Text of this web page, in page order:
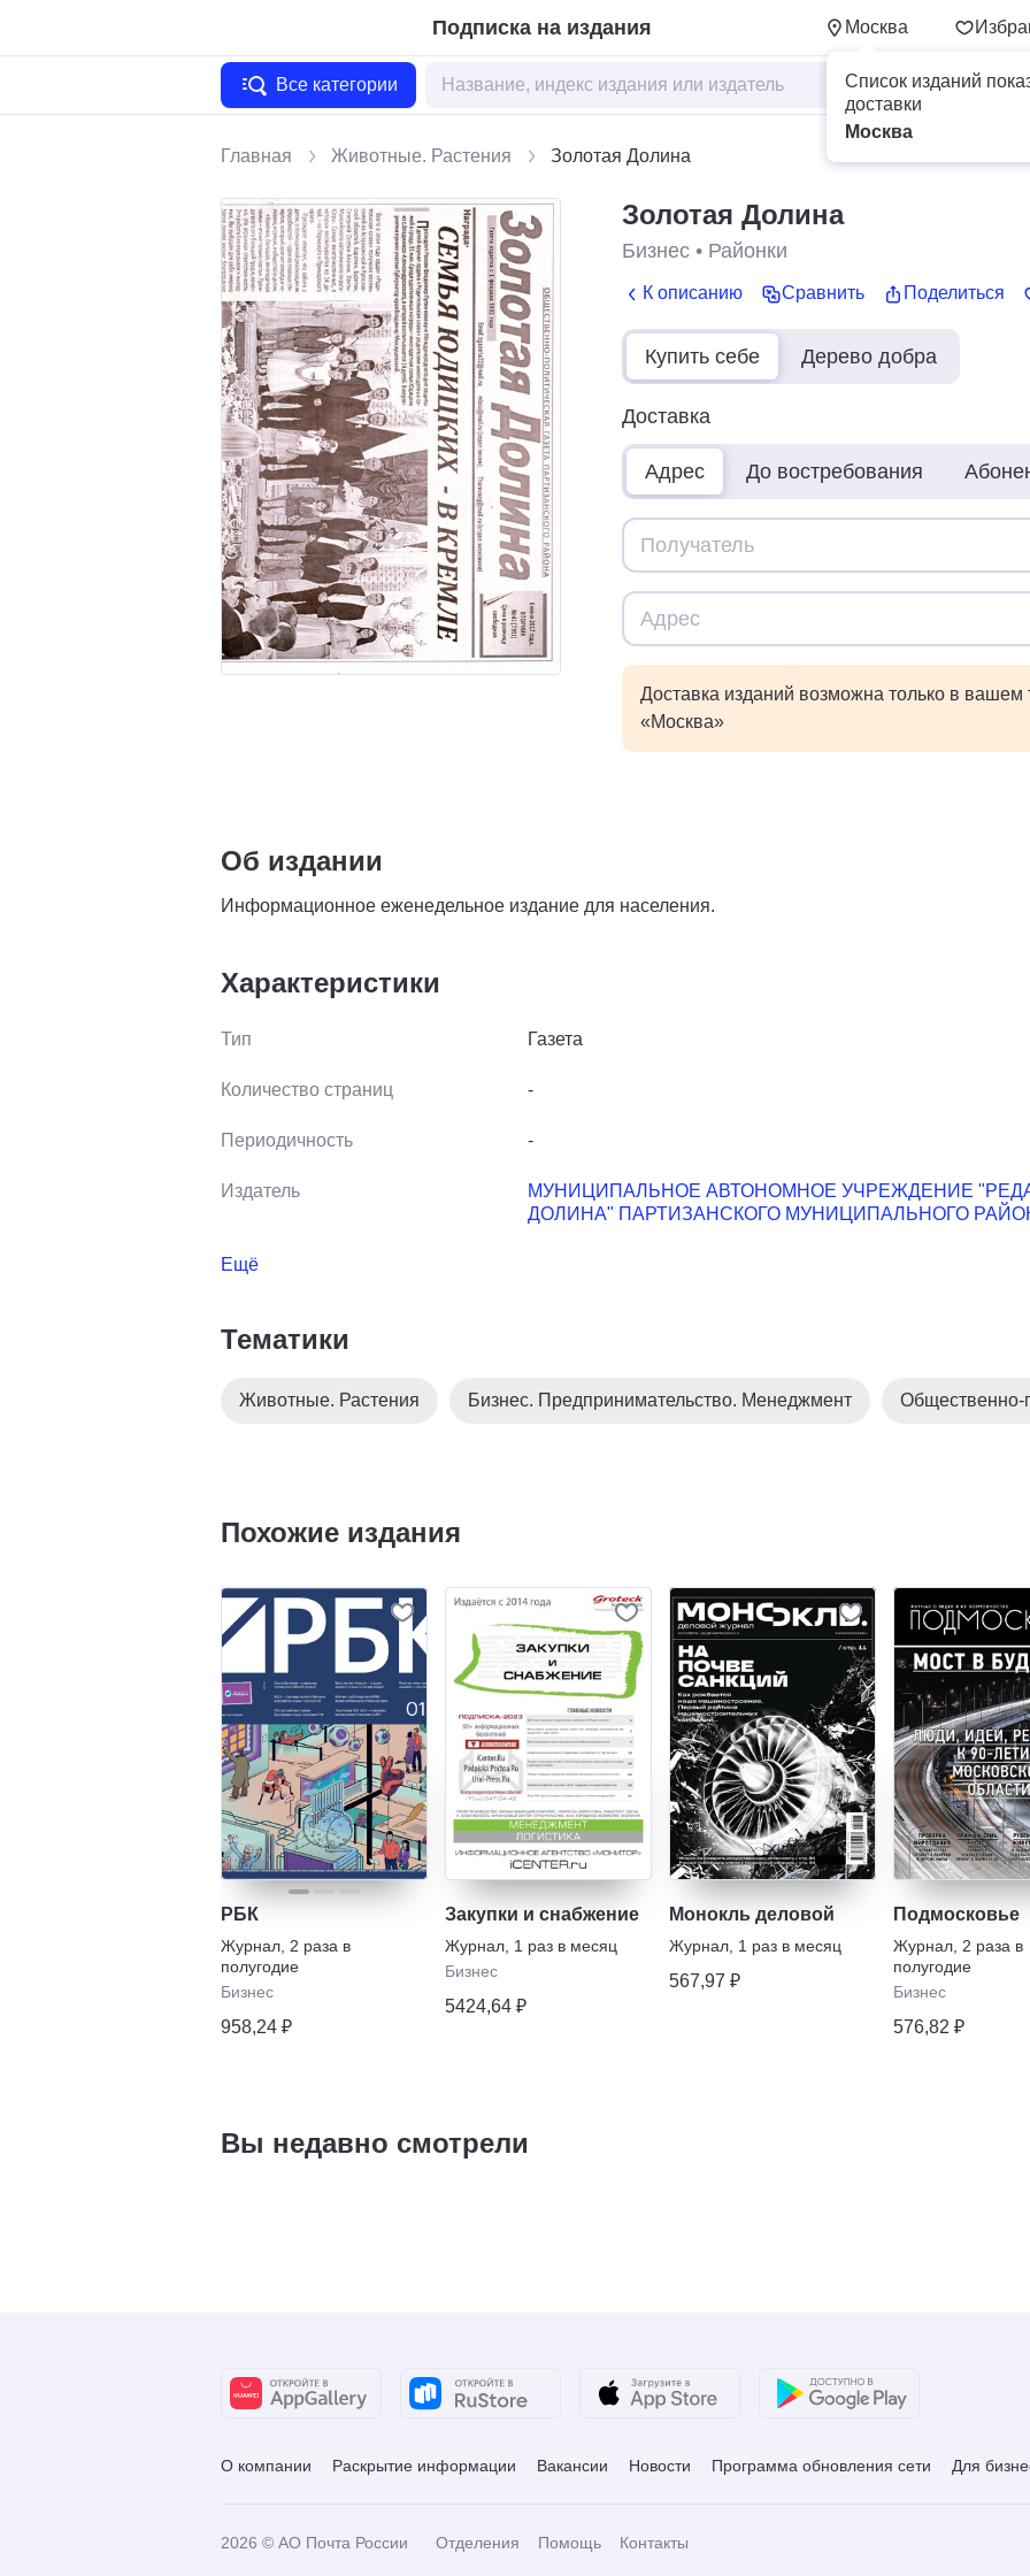
Подписка на издания Москва
Список изданий
доставки
Москва
Все категории
Главная Животные. Растения Золотая Долина
Золотая Долина
Бизнес • Районки
К описанию Сравнить Поделиться
Купить себе Дерево добра
Доставка
Адрес До востребования
Доставка изданий возможна только в вашем
«Москва»
Об издании
Информационное еженедельное издание для населения.
Характеристики
Тип Газета
Количество страниц -
Периодичность -
Издатель
МУНИЦИПАЛЬНОЕ АВТОНОМНОЕ УЧРЕЖДЕНИЕ
ДОЛИНА" ПАРТИЗАНСКОГО МУНИЦИПАЛЬНОГО
Ещё
Тематики
Животные. Растения Бизнес. Предпринимательство. Менеджмент Общественно-
Похожие издания
РБК
Журнал 2 раза в
полугодие
Бизнес
958,24 ₽
Закупки и снабжение
Журнал 1 раз в месяц
Бизнес
5424,64 ₽
Монокль деловой
Журнал 1 раз в месяц
567,97 ₽
Подмосковье
Журнал 2 раза в
полугодие
Бизнес
576,82 ₽
Вы недавно смотрели
О компании Раскрытие информации Вакансии Новости Программа обновления сети Для
2026 © АО Почта России Отделения Помощь Контакты